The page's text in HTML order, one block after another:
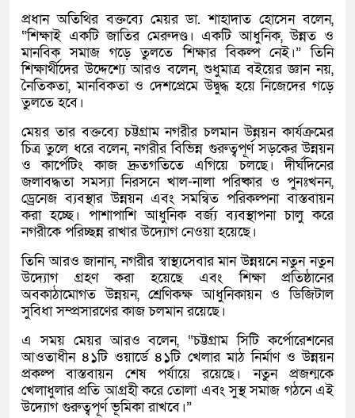
প্রধান অতিথির বক্তব্যে মেয়র ডা. শাহাদাত হোসেন বলেন,
“শিক্ষাই একটি জাতির মেরুদণ্ড। একটি আধুনিক, উন্নত ও
মানবিক সমাজ গড়ে তুলতে শিক্ষার বিকল্প নেই।” তিনি
শিক্ষার্থীদের উদ্দেশ্যে আরও বলেন, শুধুমাত্র বইয়ের জ্ঞান নয়,
নৈতিকতা, মানবিকতা ও দেশপ্রেমে উদ্বুদ্ধ হয়ে নিজেদের গড়ে
তুলতে হবে।
মেয়র তার বক্তব্যে চট্টগ্রাম নগরীর চলমান উন্নয়ন কার্যক্রমের
চিত্র তুলে ধরে বলেন, নগরীর বিভিন্ন গুরুত্বপূর্ণ সড়কের উন্নয়ন
ও কার্পেটিং কাজ দ্রুতগতিতে এগিয়ে চলছে। দীর্ঘদিনের
জলাবদ্ধতা সমস্যা নিরসনে খাল-নালা পরিষ্কার ও পুনঃখনন,
ড্রেনেজ ব্যবস্থার উন্নয়ন এবং সমন্বিত পরিকল্পনা বাস্তবায়ন
করা হচ্ছে। পাশাপাশি আধুনিক বর্জ্য ব্যবস্থাপনা চালু করে
নগরীকে পরিচ্ছন্ন রাখার উদ্যোগ নেওয়া হয়েছে।
তিনি আরও জানান, নগরীর স্বাস্থ্যসেবার মান উন্নয়নে নতুন নতুন
উদ্যোগ গ্রহণ করা হয়েছে এবং শিক্ষা প্রতিষ্ঠানের
অবকাঠামোগত উন্নয়ন, শ্রেণিকক্ষ আধুনিকায়ন ও ডিজিটাল
সুবিধা সম্প্রসারণের কাজ চলমান রয়েছে।
এ সময় মেয়র আরও বলেন, “চট্টগ্রাম সিটি কর্পোরেশনের
আওতাধীন ৪১টি ওয়ার্ডে ৪১টি খেলার মাঠ নির্মাণ ও উন্নয়ন
প্রকল্প বাস্তবায়ন শেষ পর্যায়ে রয়েছে। নতুন প্রজন্মকে
খেলাধুলার প্রতি আগ্রহী করে তোলা এবং সুস্থ সমাজ গঠনে এই
উদ্যোগ গুরুত্বপূর্ণ ভূমিকা রাখবে।”